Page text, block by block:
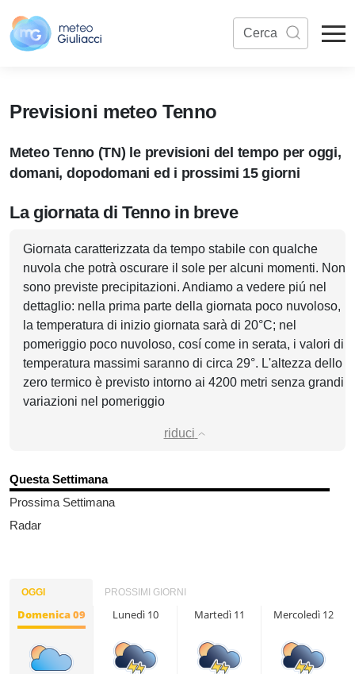
Previsioni meteo Tenno
Meteo Tenno (TN) le previsioni del tempo per oggi,
domani, dopodomani ed i prossimi 15 giorni
La giornata di Tenno in breve
Giornata caratterizzata da tempo stabile con qualche
nuvola che potrà oscurare il sole per alcuni momenti. Non
sono previste precipitazioni. Andiamo a vedere piú nel
dettaglio: nella prima parte della giornata poco nuvoloso,
la temperatura di inizio giornata sarà di 20°C; nel
pomeriggio poco nuvoloso, cosí come in serata, i valori di
temperatura massimi saranno di circa 29°. L'altezza dello
zero termico è previsto intorno ai 4200 metri senza grandi
variazioni nel pomeriggio
riduci
Questa Settimana
Prossima Settimana
Radar
OGGI PROSSIMI GIORNI
Domenica 09 Lunedì 10 Martedì 11 Mercoledì 12